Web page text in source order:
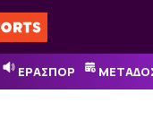
ΕΡΑΣΠΟΡ